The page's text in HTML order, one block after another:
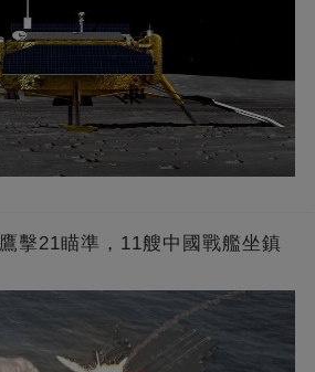
擊21瞄準，11艘中國戰艦坐鎮